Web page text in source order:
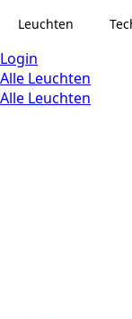
Leuchten
Login
Alle Leuchten
Alle Leuchten